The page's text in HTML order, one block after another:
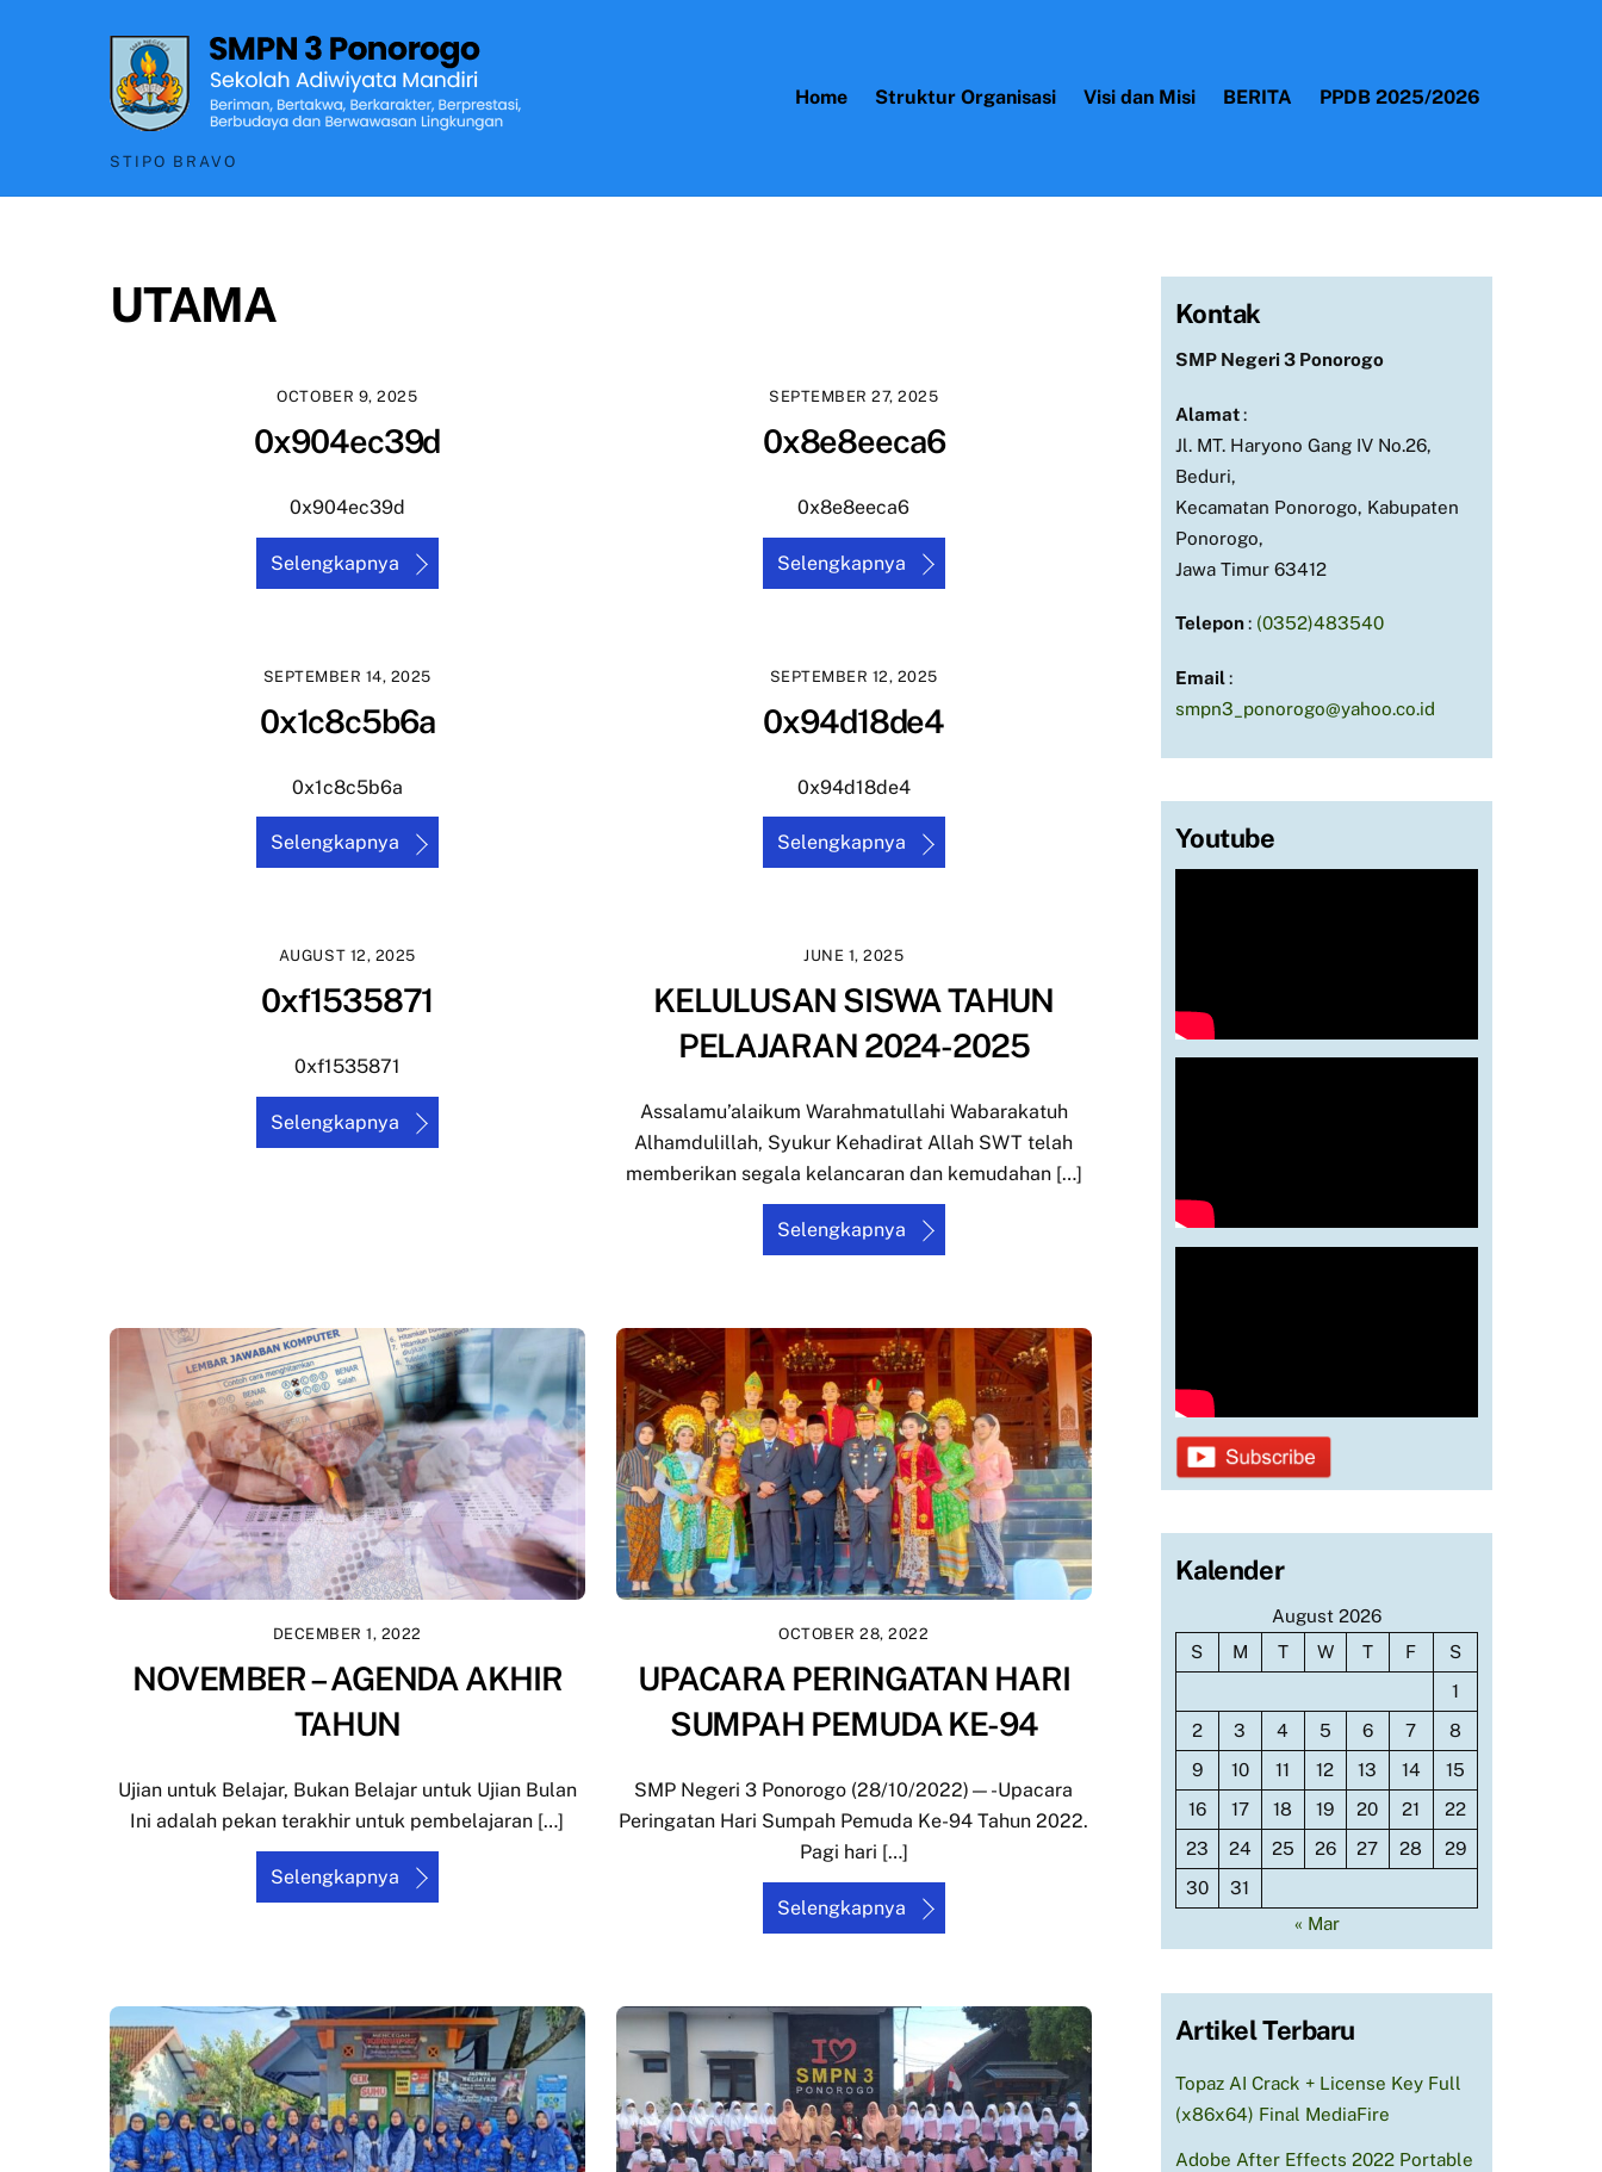
STIPO BRAVO
Home Struktur Organisasi Visi dan Misi BERITA PPDB 2025/2026
UTAMA
OCTOBER 9, 2025
0x904ec39d
0x904ec39d
Selengkapnya
SEPTEMBER 27, 2025
0x8e8eeca6
0x8e8eeca6
Selengkapnya
SEPTEMBER 14, 2025
0x1c8c5b6a
0x1c8c5b6a
Selengkapnya
SEPTEMBER 12, 2025
0x94d18de4
0x94d18de4
Selengkapnya
AUGUST 12, 2025
0xf1535871
0xf1535871
Selengkapnya
JUNE 1, 2025
KELULUSAN SISWA TAHUN
PELAJARAN 2024-2025
Assalamu’alaikum Warahmatullahi Wabarakatuh
Alhamdulillah, Syukur Kehadirat Allah SWT telah
memberikan segala kelancaran dan kemudahan […]
Selengkapnya
DECEMBER 1, 2022
NOVEMBER – AGENDA AKHIR
TAHUN
Ujian untuk Belajar, Bukan Belajar untuk Ujian Bulan
Ini adalah pekan terakhir untuk pembelajaran […]
Selengkapnya
OCTOBER 28, 2022
UPACARA PERINGATAN HARI
SUMPAH PEMUDA KE-94
SMP Negeri 3 Ponorogo (28/10/2022)—-Upacara
Peringatan Hari Sumpah Pemuda Ke-94 Tahun 2022.
Pagi hari […]
Selengkapnya
Kontak
SMP Negeri 3 Ponorogo
Alamat:
Jl. MT. Haryono Gang IV No.26,
Beduri,
Kecamatan Ponorogo, Kabupaten
Ponorogo,
Jawa Timur 63412
Telepon: (0352)483540
Email:
smpn3_ponorogo@yahoo.co.id
Youtube
Kalender
August 2026
S
M T W T F
S
1
2
3 4 5 6 7
8
9
10 11 12 13 14
15
16
17 18 19 20 21
22
23
24 25 26 27 28
29
30
31
« Mar
Artikel Terbaru
Topaz AI Crack + License Key Full
(x86x64) Final MediaFire
Adobe After Effects 2022 Portable